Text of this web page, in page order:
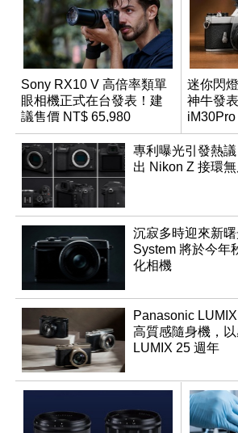
Sony RX10 V 高倍率類單
眼相機正式在台發表！建
議售價 NT$ 65,980
迷你閃
神牛發
專利曝光引發熱
出 Nikon Z 接環
沉寂多時迎來新
System 將於今年
化相機
Panasonic
高質感隨身機，
LUMIX 25 週年